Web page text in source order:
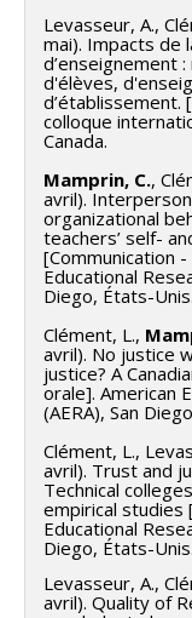
Levasseur, A.,
mai). Impacts de
d’enseignement
d'élèves,
d’établissement.
colloque
Canada.
Mamprin, C.,
avril).
organizational
teachers’ self-
[Communication
Educational
Diego, États-Unis.
Clément, L.,
avril). No justice
justice? A
orale]. American
(AERA), San
Clément, L.,
avril). Trust and
Technical
empirical studies
Educational
Diego, États-Unis.
Levasseur, A.,
avril). Quality of